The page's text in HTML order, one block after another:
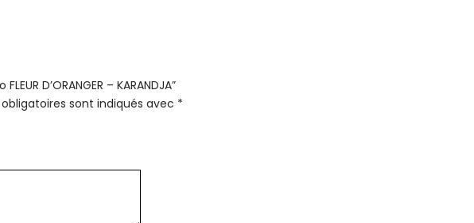
D’ORANGER – KARANDJA”
sont indiqués avec *